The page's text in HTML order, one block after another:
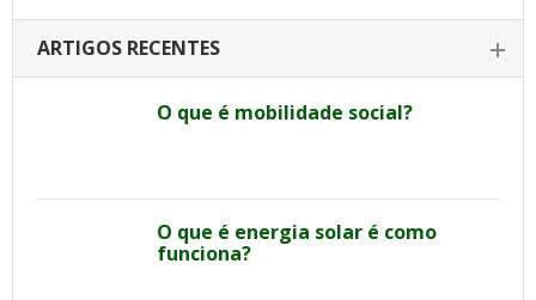
ARTIGOS RECENTES
O que é mobilidade social?
O que é energia solar é como
funciona?